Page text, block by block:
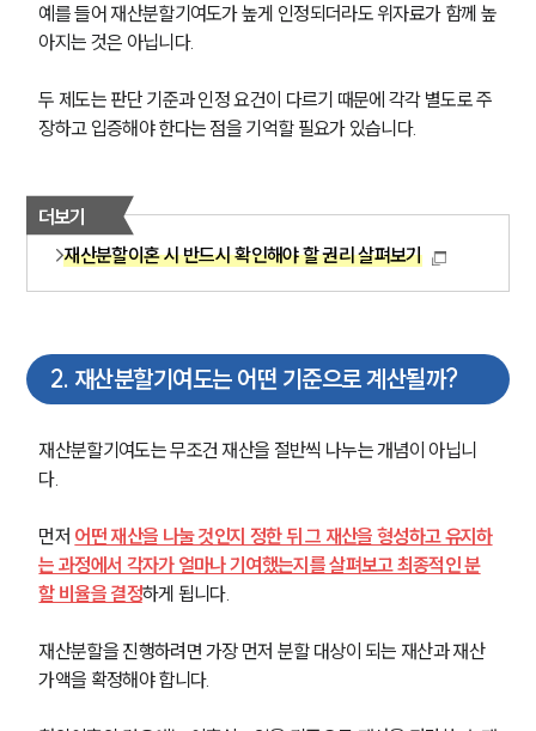
예를 들어 재산분할기여도가 높게 인정되더라도 위자료가 함께 높
아지는 것은 아닙니다.
두 제도는 판단 기준과 인정 요건이 다르기 때문에 각각 별도로 주
장하고 입증해야 한다는 점을 기억할 필요가 있습니다.
더보기
재산분할이혼 시 반드시 확인해야 할 권리 살펴보기
2. 재산분할기여도는 어떤 기준으로 계산될까?
재산분할기여도는 무조건 재산을 절반씩 나누는 개념이 아닙니
다.
먼저 어떤 재산을 나눌 것인지 정한 뒤 그 재산을 형성하고 유지하
는 과정에서 각자가 얼마나 기여했는지를 살펴보고 최종적인 분
할 비율을 결정하게 됩니다.
재산분할을 진행하려면 가장 먼저 분할 대상이 되는 재산과 재산
가액을 확정해야 합니다.